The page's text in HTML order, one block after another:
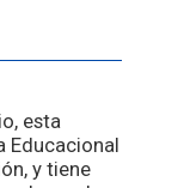
esta
Educacional
y tiene